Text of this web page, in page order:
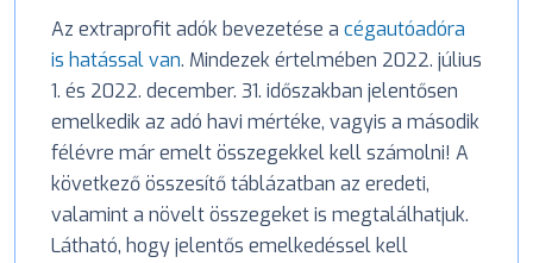
Az extraprofit adók bevezetése a cégautóadóra
is hatással van. Mindezek értelmében 2022. július
1. és 2022. december. 31. időszakban jelentősen
emelkedik az adó havi mértéke, vagyis a második
félévre már emelt összegekkel kell számolni! A
következő összesítő táblázatban az eredeti,
valamint a növelt összegeket is megtalálhatjuk.
Látható, hogy jelentős emelkedéssel kell